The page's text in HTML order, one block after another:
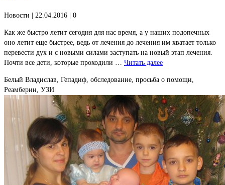
Новости | 22.04.2016 | 0
Как же быстро летит сегодня для нас время, а у наших подопечных
оно летит еще быстрее, ведь от лечения до лечения им хватает только
перевести дух и с новыми силами заступать на новый этап лечения.
Почти все дети, которые проходили … Читать далее
Белый Владислав, Гепадиф, обследование, просьба о помощи,
Реамберин, УЗИ